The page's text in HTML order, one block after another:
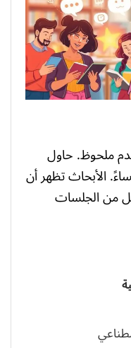
ملحوظ. حاول
الأبحاث تظهر أن
من الجلسات